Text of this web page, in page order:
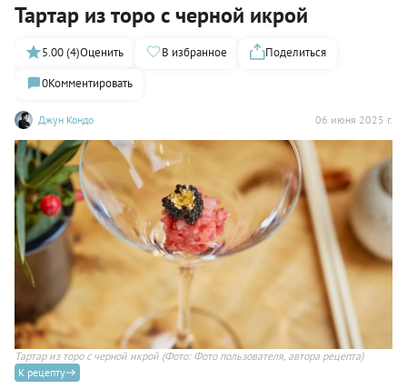
Тартар из торо с черной икрой
Джун Кондо 06 июня 2025 г.
5.00 (4)Оценить В избранное
Поделиться
0Комментировать
Тартар из торо с черной икрой (Фото: Фото пользователя, автора рецепта)
К рецепту